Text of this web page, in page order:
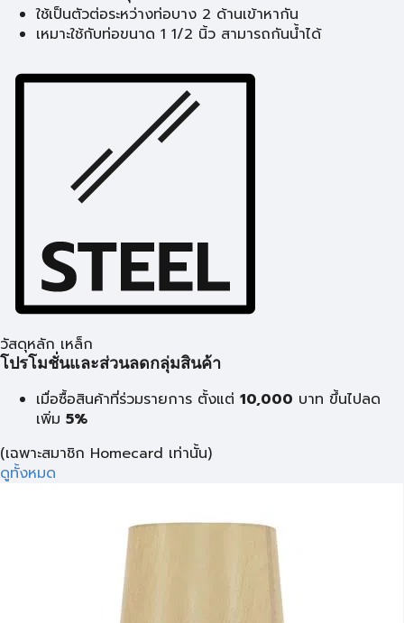
ใช้เป็นตัวต่อระหว่างท่อบาง 2 ด้านเข้าหากัน
เหมาะใช้กับท่อขนาด 1 1/2 นิ้ว สามารถกันน้ำได้
วัสดุหลัก เหล็ก
โปรโมชั่นและส่วนลดกลุ่มสินค้า
เมื่อซื้อสินค้าที่ร่วมรายการ ตั้งแต่ 10,000 บาท ขึ้นไปลด
เพิ่ม 5%
(เฉพาะสมาชิก Homecard เท่านั้น)
ดูทั้งหมด